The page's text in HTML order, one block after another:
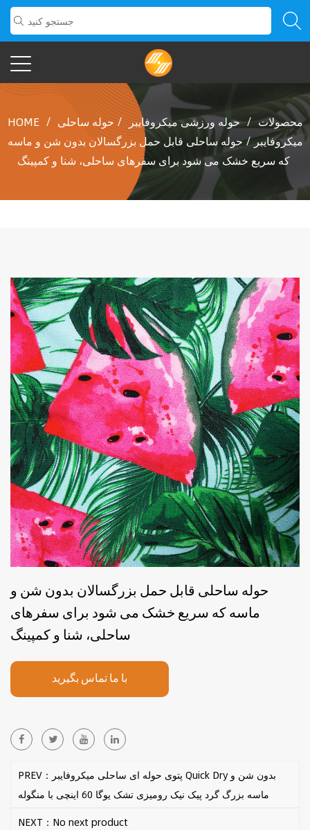
HOME / محصولات / حوله ورزشی میکروفایبر /حوله ساحلی
میکروفایبر/حوله ساحلی قابل حمل بزرگسالان بدون شن و ماسه
که سریع خشک می شود برای سفرهای ساحلی، شنا و کمپینگ
حوله ساحلی قابل حمل بزرگسالان بدون شن و
ماسه که سریع خشک می شود برای سفرهای
ساحلی، شنا و کمپینگ
با ما تماس بگیرید
PREV：پتوی حوله ای ساحلی میکروفایبر Quick Dry بدون شن و
ماسه بزرگ گرد پیک نیک رومیزی تشک یوگا 60 اینچی با منگوله
NEXT：No next product